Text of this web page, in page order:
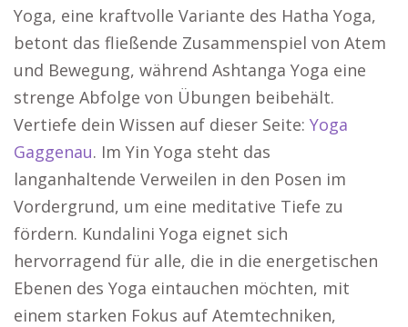
Yoga, eine kraftvolle Variante des Hatha Yoga,
betont das fließende Zusammenspiel von Atem
und Bewegung, während Ashtanga Yoga eine
strenge Abfolge von Übungen beibehält.
Vertiefe dein Wissen auf dieser Seite: Yoga
Gaggenau. Im Yin Yoga steht das
langanhaltende Verweilen in den Posen im
Vordergrund, um eine meditative Tiefe zu
fördern. Kundalini Yoga eignet sich
hervorragend für alle, die in die energetischen
Ebenen des Yoga eintauchen möchten, mit
einem starken Fokus auf Atemtechniken,